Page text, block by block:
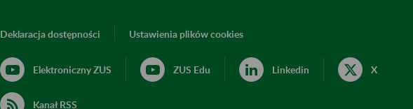
Deklaracja dostępności Ustawienia plików cookies
Elektroniczny ZUS ZUS Edu Linkedin X
Kanał RSS